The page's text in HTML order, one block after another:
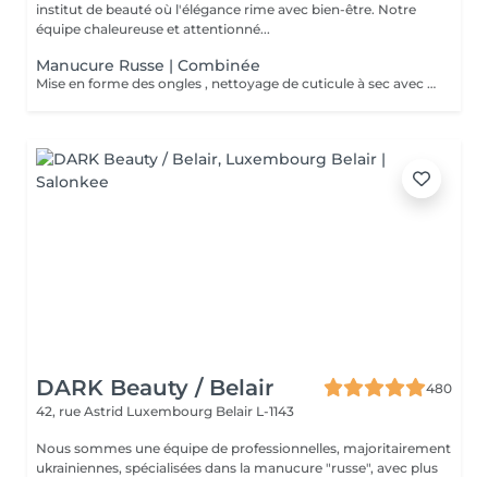
institut de beauté où l'élégance rime avec bien-être. Notre
équipe chaleureuse et attentionné...
Manucure Russe | Combinée
Mise en forme des ongles , nettoyage de cuticule à sec avec différentes mèches de ponceuse. Crème pour les mains
DARK Beauty / Belair
480
42, rue Astrid Luxembourg Belair L-1143
Nous sommes une équipe de professionnelles, majoritairement
ukrainiennes, spécialisées dans la manucure "russe", avec plus